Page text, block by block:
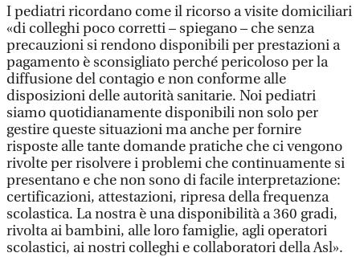
I pediatri ricordano come il ricorso a visite domiciliari
«di colleghi poco corretti – spiegano – che senza
precauzioni si rendono disponibili per prestazioni a
pagamento è sconsigliato perché pericoloso per la
diffusione del contagio e non conforme alle
disposizioni delle autorità sanitarie. Noi pediatri
siamo quotidianamente disponibili non solo per
gestire queste situazioni ma anche per fornire
risposte alle tante domande pratiche che ci vengono
rivolte per risolvere i problemi che continuamente si
presentano e che non sono di facile interpretazione:
certificazioni, attestazioni, ripresa della frequenza
scolastica. La nostra è una disponibilità a 360 gradi,
rivolta ai bambini, alle loro famiglie, agli operatori
scolastici, ai nostri colleghi e collaboratori della Asl».